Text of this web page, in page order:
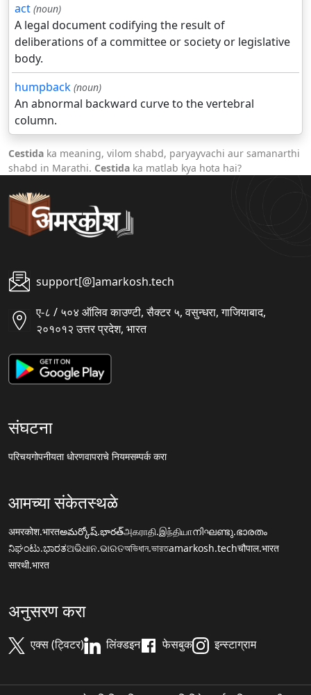
act (noun)
A legal document codifying the result of
deliberations of a committee or society or legislative
body.
humpback (noun)
An abnormal backward curve to the vertebral
column.
Cestida ka meaning, vilom shabd, paryayvachi aur samanarthi
shabd in Marathi. Cestida ka matlab kya hota hai?
support[@]amarkosh.tech
ए-८ / ५०४ ऑलिव काउण्टी, सैक्टर ५, वसुन्धरा, गाजियाबाद,
२०१०१२ उत्तर प्रदेश, भारत
संघटना
परिचयगोपनीयता धोरणवापराचे नियमसम्पर्क करा
आमच्या संकेतस्थळे
अमरकोश.भारतఅమర్కోష్.భారత్அகராதி.இந்தியாനിഘണ്ടു.ഭാരതം
ನಿಘಂಟು.ಭಾರತଅଭିଧାନ.ଭାରତঅভিধান.ভারতamarkosh.techचौपाल.भारत
सारथी.भारत
अनुसरण करा
एक्स (ट्विटर) लिंक्डइन फेसबुक इन्स्टाग्राम